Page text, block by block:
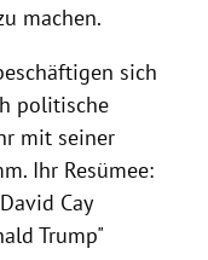
machen.
sich
politische
mit seiner
. Ihr Resümee:
David Cay
Trump"